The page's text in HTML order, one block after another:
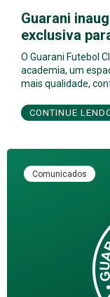
Guarani
exclusiva
O Guarani Futebol
academia, um
mais qualidade,
CONTINUE
Comunicados